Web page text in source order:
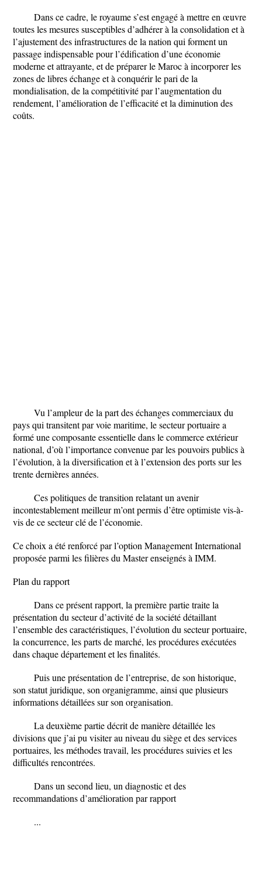
Dans ce cadre, le royaume s’est engagé à mettre en œuvre
toutes les mesures susceptibles d’adhérer à la consolidation et à
l’ajustement des infrastructures de la nation qui forment un
passage indispensable pour l’édification d’une économie
moderne et attrayante, et de préparer le Maroc à incorporer les
zones de libres échange et à conquérir le pari de la
mondialisation, de la compétitivité par l’augmentation du
rendement, l’amélioration de l’efficacité et la diminution des
coûts.
Vu l’ampleur de la part des échanges commerciaux du
pays qui transitent par voie maritime, le secteur portuaire a
formé une composante essentielle dans le commerce extérieur
national, d’où l’importance convenue par les pouvoirs publics à
l’évolution, à la diversification et à l’extension des ports sur les
trente dernières années.
Ces politiques de transition relatant un avenir
incontestablement meilleur m’ont permis d’être optimiste vis-à-
vis de ce secteur clé de l’économie.
Ce choix a été renforcé par l’option Management International
proposée parmi les filières du Master enseignés à IMM.
Plan du rapport
Dans ce présent rapport, la première partie traite la
présentation du secteur d’activité de la société détaillant
l’ensemble des caractéristiques, l’évolution du secteur portuaire,
la concurrence, les parts de marché, les procédures exécutées
dans chaque département et les finalités.
Puis une présentation de l’entreprise, de son historique,
son statut juridique, son organigramme, ainsi que plusieurs
informations détaillées sur son organisation.
La deuxième partie décrit de manière détaillée les
divisions que j’ai pu visiter au niveau du siège et des services
portuaires, les méthodes travail, les procédures suivies et les
difficultés rencontrées.
Dans un second lieu, un diagnostic et des
recommandations d’amélioration par rapport
...